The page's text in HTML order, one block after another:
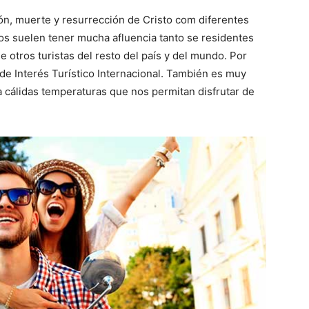
muerte y resurrección de Cristo com diferentes
suelen tener mucha afluencia tanto se residentes
otros turistas del resto del país y del mundo. Por
Interés Turístico Internacional. También es muy
temperaturas que nos permitan disfrutar de